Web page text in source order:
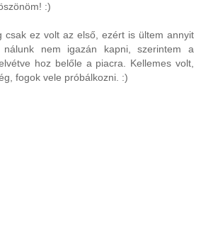
:)
csak ez volt az első, ezért is ültem annyit
nem igazán kapni, szerintem a
hoz belőle a piacra. Kellemes volt,
fogok vele próbálkozni. :)